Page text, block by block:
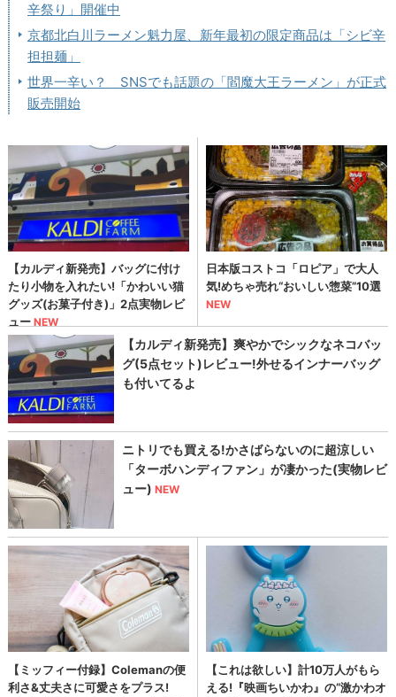
辛祭り」開催中
京都北白川ラーメン魁力屋、新年最初の限定商品は「シビ辛
担担麺」
世界一辛い？ SNSでも話題の「閻魔大王ラーメン」が正式
販売開始